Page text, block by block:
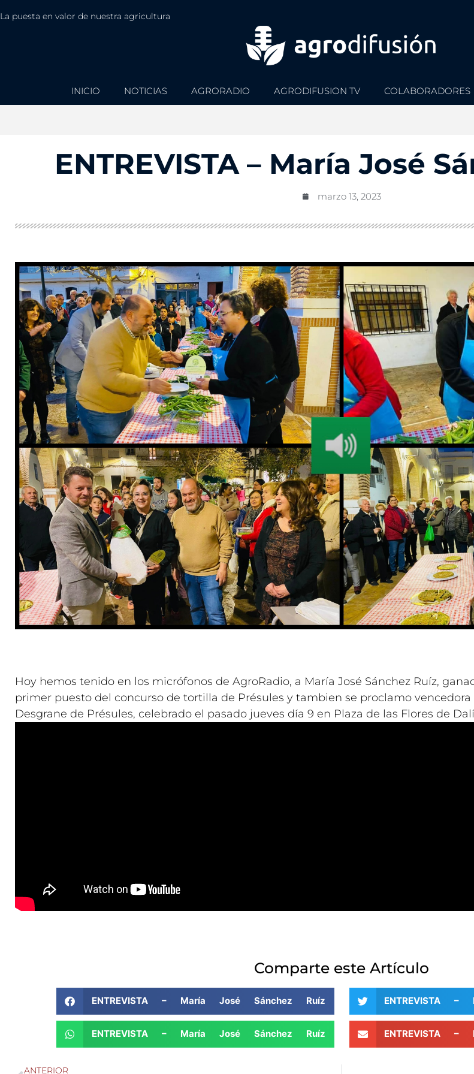
La puesta en valor de nuestra agricultura
INICIO NOTICIAS AGRORADIO AGRODIFUSION TV COLABORADORES
ENTREVISTA – María José
marzo 13, 2023
Hoy hemos tenido en los micrófonos de AgroRadio, a María José Sánchez Ruíz,
primer puesto del concurso de tortilla de Présules y tambien se proclamo
Desgrane de Présules, celebrado el pasado jueves día 9 en Plaza de las Flores de
Comparte este Artículo
ENTREVISTA – María José Sánchez Ruíz ENTREVISTA
ENTREVISTA – María José Sánchez Ruíz ENTREVISTA
ANTERIOR